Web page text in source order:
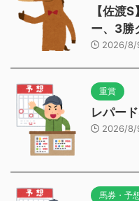
【佐渡
ー、3勝
2026/8/
重賞
レパー
2026/8/
馬券・予